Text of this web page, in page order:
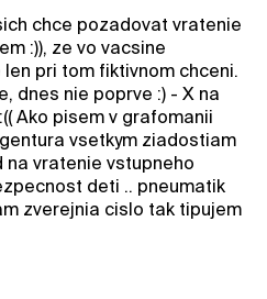
chce pozadovat vratenie
:)), ze vo vacsine
pri tom fiktivnom chceni.
dnes nie poprve :) - X na
Ako pisem v grafomanii
vsetkym ziadostiam
na vratenie vstupneho
deti .. pneumatik
zverejnia cislo tak tipujem